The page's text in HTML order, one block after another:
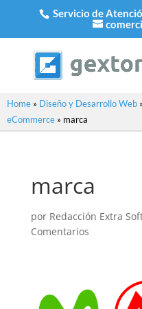
Servicio de
Home » Diseño y Desarrollo Web »
eCommerce » marca
marca
por Redacción Extra
Comentarios